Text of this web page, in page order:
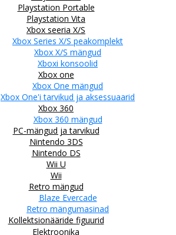
Playstation Portable
Playstation Vita
Xbox seeria X/S
Xbox Series X/S peakomplekt
Xbox X/S mängud
Xboxi konsoolid
Xbox one
Xbox One mängud
Xbox One'i tarvikud ja aksessuaarid
Xbox 360
Xbox 360 mängud
PC-mängud ja tarvikud
Nintendo 3DS
Nintendo DS
Wii U
Wii
Retro mängud
Blaze Evercade
Retro mängumasinad
Kollektsionääride figuurid
Elektroonika